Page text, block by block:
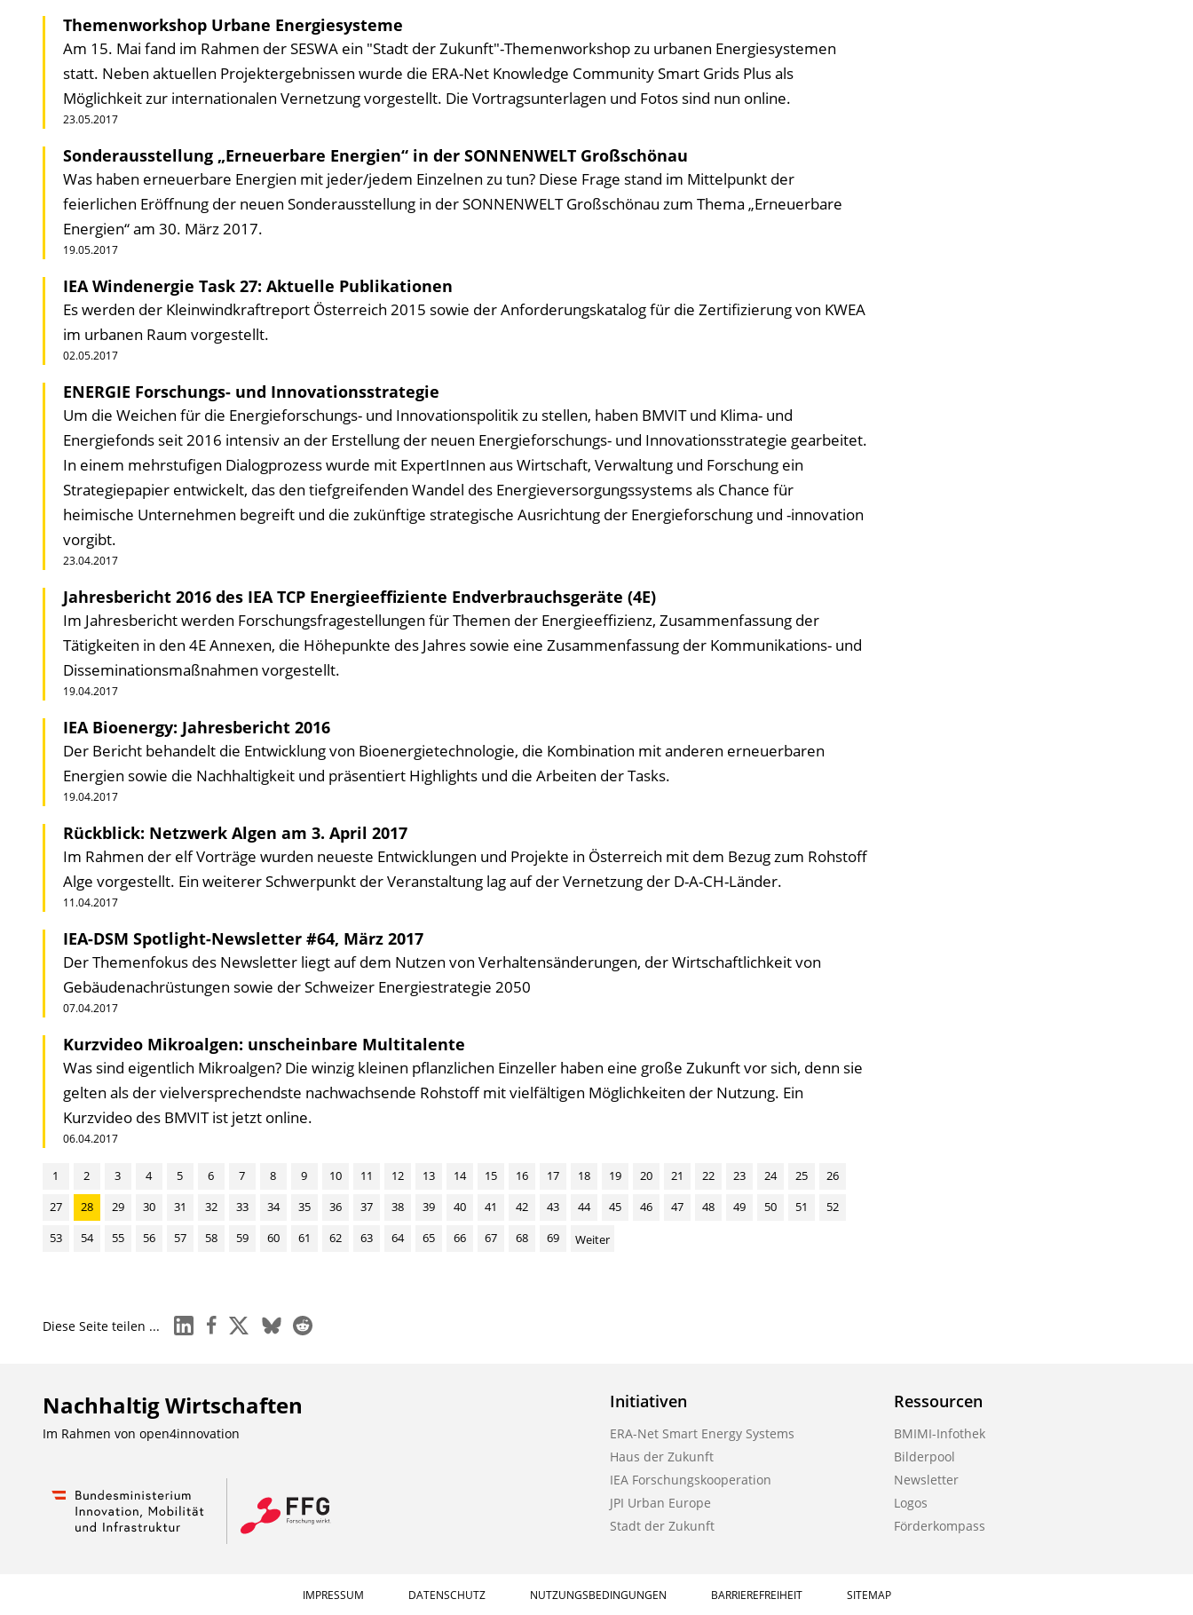
Themenworkshop Urbane Energiesysteme
Am 15. Mai fand im Rahmen der SESWA ein "Stadt der Zukunft"-Themenworkshop zu urbanen Energiesystemen
statt. Neben aktuellen Projektergebnissen wurde die ERA-Net Knowledge Community Smart Grids Plus als
Möglichkeit zur internationalen Vernetzung vorgestellt. Die Vortragsunterlagen und Fotos sind nun online.
23.05.2017
Sonderausstellung „Erneuerbare Energien“ in der SONNENWELT Großschönau
Was haben erneuerbare Energien mit jeder/jedem Einzelnen zu tun? Diese Frage stand im Mittelpunkt der
feierlichen Eröffnung der neuen Sonderausstellung in der SONNENWELT Großschönau zum Thema „Erneuerbare
Energien“ am 30. März 2017.
19.05.2017
IEA Windenergie Task 27: Aktuelle Publikationen
Es werden der Kleinwindkraftreport Österreich 2015 sowie der Anforderungskatalog für die Zertifizierung von KWEA
im urbanen Raum vorgestellt.
02.05.2017
ENERGIE Forschungs- und Innovationsstrategie
Um die Weichen für die Energieforschungs- und Innovationspolitik zu stellen, haben BMVIT und Klima- und
Energiefonds seit 2016 intensiv an der Erstellung der neuen Energieforschungs- und Innovationsstrategie gearbeitet.
In einem mehrstufigen Dialogprozess wurde mit ExpertInnen aus Wirtschaft, Verwaltung und Forschung ein
Strategiepapier entwickelt, das den tiefgreifenden Wandel des Energieversorgungssystems als Chance für
heimische Unternehmen begreift und die zukünftige strategische Ausrichtung der Energieforschung und -innovation
vorgibt.
23.04.2017
Jahresbericht 2016 des IEA TCP Energieeffiziente Endverbrauchsgeräte (4E)
Im Jahresbericht werden Forschungsfragestellungen für Themen der Energieeffizienz, Zusammenfassung der
Tätigkeiten in den 4E Annexen, die Höhepunkte des Jahres sowie eine Zusammenfassung der Kommunikations- und
Disseminationsmaßnahmen vorgestellt.
19.04.2017
IEA Bioenergy: Jahresbericht 2016
Der Bericht behandelt die Entwicklung von Bioenergietechnologie, die Kombination mit anderen erneuerbaren
Energien sowie die Nachhaltigkeit und präsentiert Highlights und die Arbeiten der Tasks.
19.04.2017
Rückblick: Netzwerk Algen am 3. April 2017
Im Rahmen der elf Vorträge wurden neueste Entwicklungen und Projekte in Österreich mit dem Bezug zum Rohstoff
Alge vorgestellt. Ein weiterer Schwerpunkt der Veranstaltung lag auf der Vernetzung der D-A-CH-Länder.
11.04.2017
IEA-DSM Spotlight-Newsletter #64, März 2017
Der Themenfokus des Newsletter liegt auf dem Nutzen von Verhaltensänderungen, der Wirtschaftlichkeit von
Gebäudenachrüstungen sowie der Schweizer Energiestrategie 2050
07.04.2017
Kurzvideo Mikroalgen: unscheinbare Multitalente
Was sind eigentlich Mikroalgen? Die winzig kleinen pflanzlichen Einzeller haben eine große Zukunft vor sich, denn sie
gelten als der vielversprechendste nachwachsende Rohstoff mit vielfältigen Möglichkeiten der Nutzung. Ein
Kurzvideo des BMVIT ist jetzt online.
06.04.2017
1 2 3 4 5 6 7 8 9 10 11 12 13 14 15 16 17 18 19 20 21 22 23 24 25
26
27
28 29 30 31 32 33 34 35 36 37 38 39 40 41 42 43 44 45 46 47 48 49 50 51
52
53
54 55 56 57 58 59 60 61 62 63 64 65 66 67 68 69 Weiter
Diese Seite teilen ... linkedinfacebook
x blueskyreddit
Nachhaltig Wirtschaften
Im Rahmen von open4innovation
Initiativen
ERA-Net Smart Energy Systems
Haus der Zukunft
IEA Forschungskooperation
JPI Urban Europe
Stadt der Zukunft
Ressourcen
BMIMI-Infothek
Bilderpool
Newsletter
Logos
Förderkompass
IMPRESSUM DATENSCHUTZ NUTZUNGSBEDINGUNGEN BARRIEREFREIHEIT SITEMAP